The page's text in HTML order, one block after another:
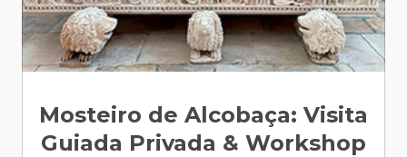
Mosteiro de Alcobaça: Visita
Guiada Privada & Workshop